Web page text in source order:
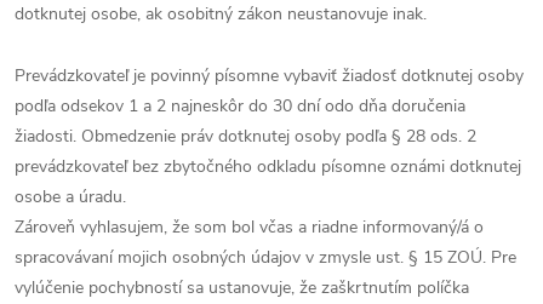
dotknutej osobe, ak osobitný zákon neustanovuje inak.
Prevádzkovateľ je povinný písomne vybaviť žiadosť dotknutej osoby
podľa odsekov 1 a 2 najneskôr do 30 dní odo dňa doručenia
žiadosti. Obmedzenie práv dotknutej osoby podľa § 28 ods. 2
prevádzkovateľ bez zbytočného odkladu písomne oznámi dotknutej
osobe a úradu.
Zároveň vyhlasujem, že som bol včas a riadne informovaný/á o
spracovávaní mojich osobných údajov v zmysle ust. § 15 ZOÚ. Pre
vylúčenie pochybností sa ustanovuje, že zaškrtnutím políčka